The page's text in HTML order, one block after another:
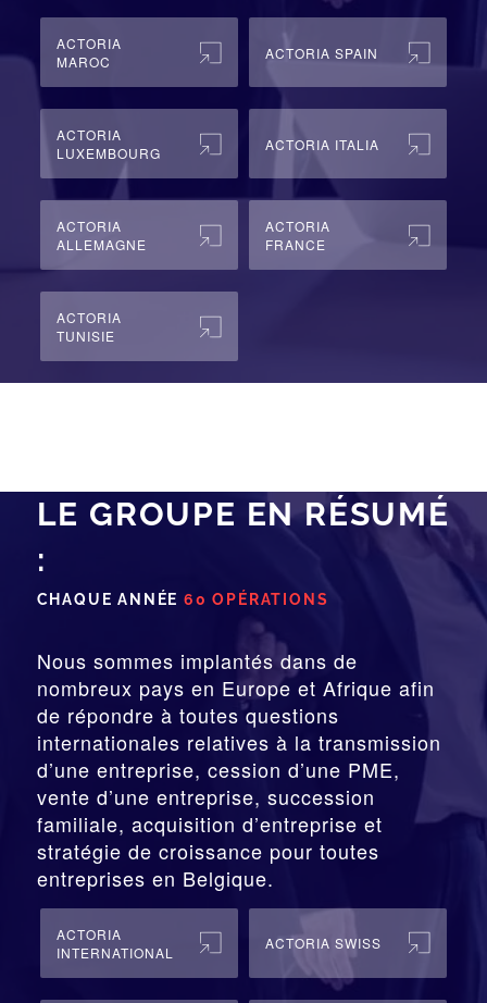
ACTORIA
MAROC
ACTORIA SPAIN
ACTORIA
LUXEMBOURG
ACTORIA ITALIA
ACTORIA
ALLEMAGNE
ACTORIA
FRANCE
ACTORIA
TUNISIE
LE GROUPE EN RÉSUMÉ
:
CHAQUE ANNÉE 60 OPÉRATIONS
Nous sommes implantés dans de
nombreux pays en Europe et Afrique afin
de répondre à toutes questions
internationales relatives à la transmission
d’une entreprise, cession d’une PME,
vente d’une entreprise, succession
familiale, acquisition d’entreprise et
stratégie de croissance pour toutes
entreprises en Belgique.
ACTORIA
INTERNATIONAL
ACTORIA SWISS